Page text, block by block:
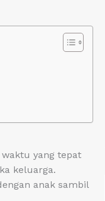
yang tepat
keluarga.
anak sambil